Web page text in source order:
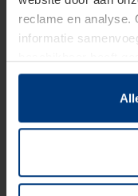
reclame en analyse.
informatie
hun diensten
Juridisch hebben wij
van deze pagina's
soorten cookies is
toestemming kunt u